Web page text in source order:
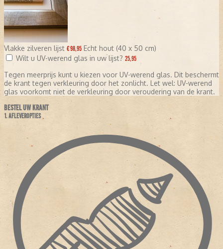
Vlakke zilveren lijst € 98,95 Echt hout (40 x 50 cm)
Wilt u UV-werend glas in uw lijst? 25,95
Tegen meerprijs kunt u kiezen voor UV-werend glas. Dit beschermt
de krant tegen verkleuring door het zonlicht. Let wel: UV-werend
glas voorkomt niet de verkleuring door veroudering van de krant.
BESTEL UW KRANT
1. AFLEVEROPTIES